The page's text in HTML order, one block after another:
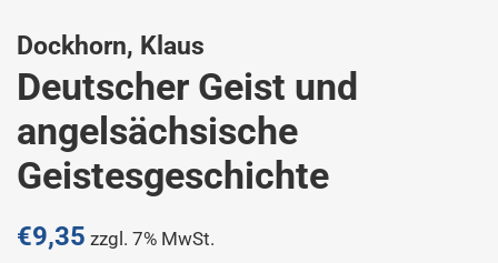
Dockhorn, Klaus
Deutscher Geist und
angelsächsische
Geistesgeschichte
Normaler
€9,35 zzgl. 7% MwSt.